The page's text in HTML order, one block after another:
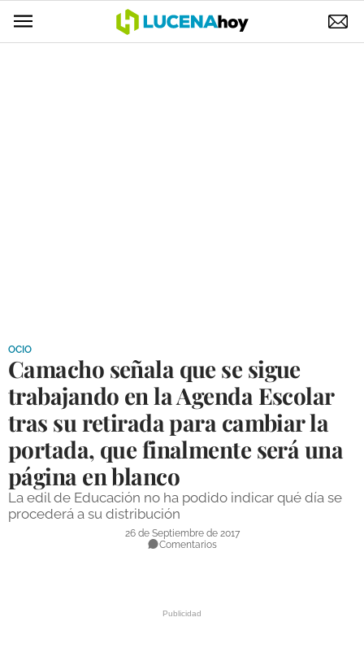
DEPORTES
COMPETICIONES
DEPORTE BASE
OPINIÓN
VENTANA CIUDADANA
OCIO
Camacho señala que se sigue
trabajando en la Agenda Escolar
tras su retirada para cambiar la
portada, que finalmente será una
página en blanco
La edil de Educación no ha podido indicar qué día se
procederá a su distribución
26 de Septiembre de 2017
Comentarios